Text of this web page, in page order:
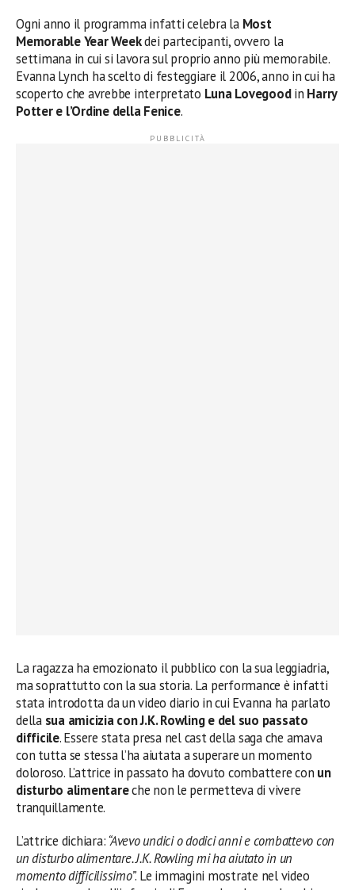
Ogni anno il programma infatti celebra laMost
Memorable Year Weekdei partecipanti, ovvero la
settimana in cui si lavora sul proprio anno più memorabile.
Evanna Lynch ha scelto di festeggiare il 2006, anno in cui ha
scoperto che avrebbe interpretato Luna Lovegoodin Harry
Potter e l’Ordine della Fenice.
La ragazza ha emozionato il pubblico con la sua leggiadria,
ma soprattutto con la sua storia. La performance è infatti
stata introdotta da un video diario in cui Evanna ha parlato
della sua amicizia con J.K. Rowling e del suo passato
difficile. Essere stata presa nel cast della saga che amava
con tutta se stessa l’ha aiutata a superare un momento
doloroso. L’attrice in passato ha dovuto combattere con un
disturbo alimentareche non le permetteva di vivere
tranquillamente.
L’attrice dichiara:“Avevo undici o dodici anni e combattevo con
un disturbo alimentare. J.K. Rowling mi ha aiutato in un
momento difficilissimo”. Le immagini mostrate nel video